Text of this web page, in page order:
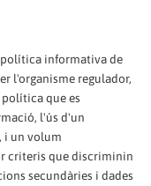
política informativa de
l'organisme regulador,
política que es
l'ús d'un
i un volum
criteris que discriminin
secundàries i dades